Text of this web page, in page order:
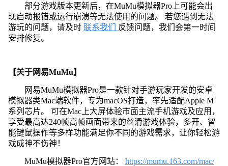
部分游戏版本更新后，在MuMu模拟器Pro上可能会出
现启动报错或运行崩溃等无法使用的问题。 若您遇到无法
游玩的问题，请及时 联系我们
反馈问题，我们会第一时间
安排修复。
【关于网易MuMu】
网易MuMu模拟器Pro是一款针对手游玩家开发的安卓
模拟器类Mac端软件，专为macOS打造，率先适配Apple M
系列芯片。 可在Mac上大屏体验市面主流手机游戏及应用，
享受最高达240帧高帧画面带来的丝滑游戏体验，多开、智
能键鼠操作等多样功能满足你不同的游戏需求，让你轻松游
戏成神不伤神！
MuMu模拟器Pro官方网站： https://mumu.163.com/mac/